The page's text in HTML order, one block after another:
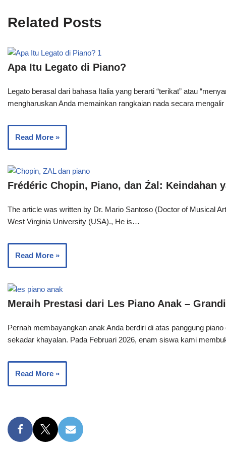
Related Posts
Apa Itu Legato di Piano?
Legato berasal dari bahasa Italia yang berarti “terikat” atau
mengharuskan Anda memainkan rangkaian nada secara
Read More »
Frédéric Chopin, Piano, dan Źal: Keindahan
The article was written by Dr. Mario Santoso (Doctor of Musical
West Virginia University (USA)., He is…
Read More »
Meraih Prestasi dari Les Piano Anak –
Pernah membayangkan anak Anda berdiri di atas panggung
sekadar khayalan. Pada Februari 2026, enam siswa kami
Read More »